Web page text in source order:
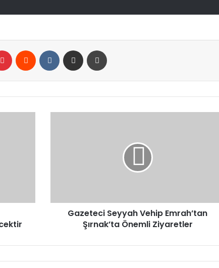
Pinterest Reddit VKontakteE-Posta ile paylaş
Gazeteci Seyyah Vehip Emrah’tan
Şırnak’ta Önemli Ziyaretler